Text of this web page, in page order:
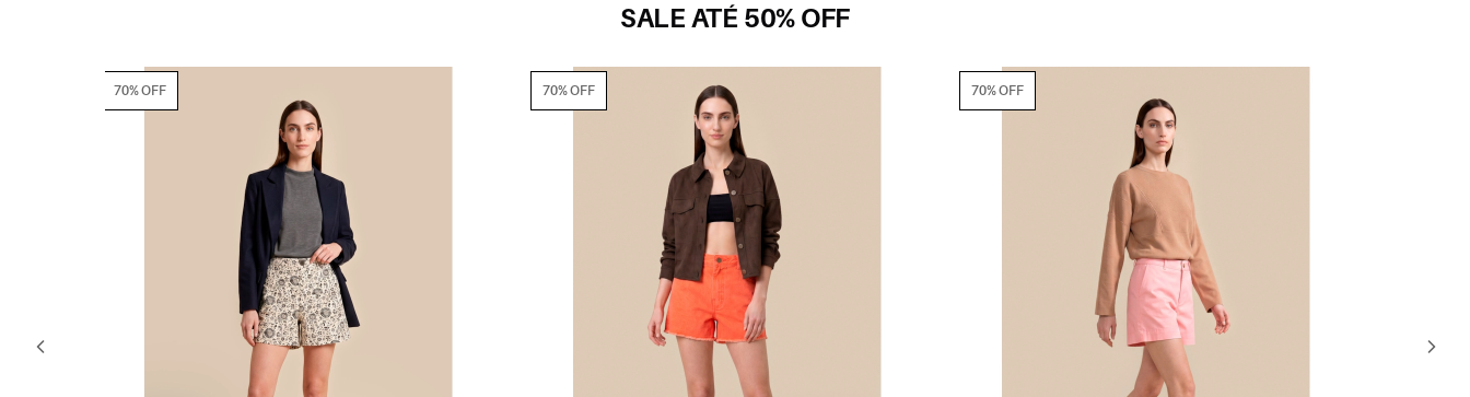
SALE ATÉ 50% OFF
70% OFF 70% OFF 70% OFF